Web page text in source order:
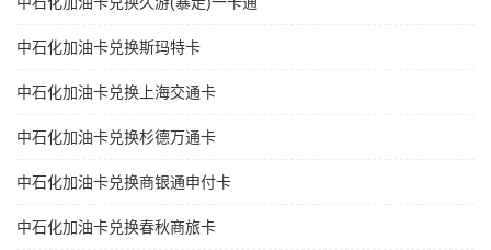
中石化加油卡兑换斯玛特卡
中石化加油卡兑换上海交通卡
中石化加油卡兑换杉德万通卡
中石化加油卡兑换商银通申付卡
中石化加油卡兑换春秋商旅卡